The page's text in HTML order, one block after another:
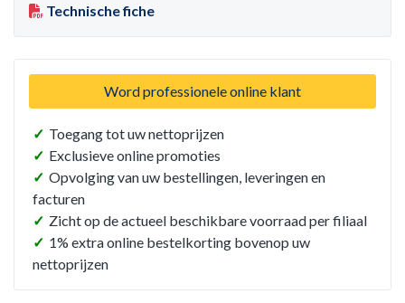
Technische fiche
Word professionele online klant
✓ Toegang tot uw nettoprijzen
✓ Exclusieve online promoties
✓ Opvolging van uw bestellingen, leveringen en
facturen
✓ Zicht op de actueel beschikbare voorraad per filiaal
✓ 1% extra online bestelkorting bovenop uw
nettoprijzen